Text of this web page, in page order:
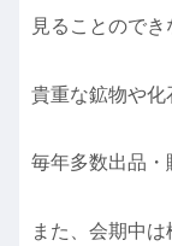
見ることのでき
貴重な鉱物や化
毎年多数出品・
また、会期中